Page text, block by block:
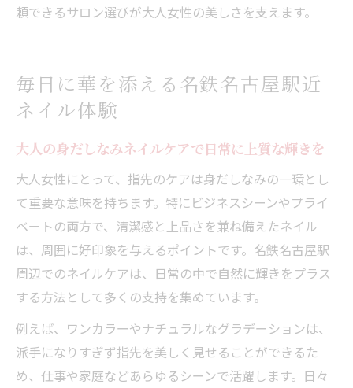
頼できるサロン選びが大人女性の美しさを支えます。
毎日に華を添える名鉄名古屋駅近
ネイル体験
大人の身だしなみネイルケアで日常に上質な輝きを
大人女性にとって、指先のケアは身だしなみの一環とし
て重要な意味を持ちます。特にビジネスシーンやプライ
ベートの両方で、清潔感と上品さを兼ね備えたネイル
は、周囲に好印象を与えるポイントです。名鉄名古屋駅
周辺でのネイルケアは、日常の中で自然に輝きをプラス
する方法として多くの支持を集めています。
例えば、ワンカラーやナチュラルなグラデーションは、
派手になりすぎず指先を美しく見せることができるた
め、仕事や家庭などあらゆるシーンで活躍します。日々